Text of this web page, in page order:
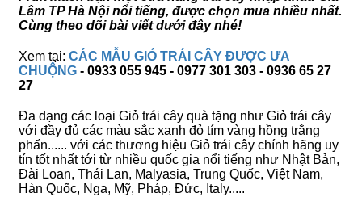
Lâm TP Hà Nội nổi tiếng, được chọn mua nhiều nhất.
Cùng theo dõi bài viết dưới đây nhé!
Xem tại: CÁC MẪU GIỎ TRÁI CÂY ĐƯỢC ƯA
CHUỘNG - 0933 055 945 - 0977 301 303 - 0936 65 27
27
Đa dạng các loại Giỏ trái cây quà tặng như Giỏ trái cây
với đầy đủ các màu sắc xanh đỏ tím vàng hồng trắng
phấn...... với các thương hiệu Giỏ trái cây chính hãng uy
tín tốt nhất tới từ nhiều quốc gia nổi tiếng như Nhật Bản,
Đài Loan, Thái Lan, Malyasia, Trung Quốc, Việt Nam,
Hàn Quốc, Nga, Mỹ, Pháp, Đức, Italy.....